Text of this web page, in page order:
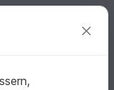
Kostenlos registrieren